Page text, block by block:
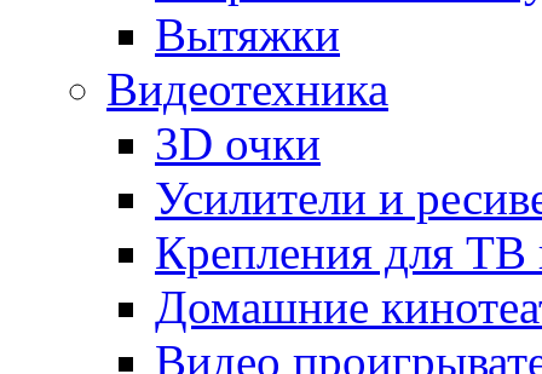
Вытяжки
Видеотехника
3D очки
Усилители и
Крепления для ТВ
Домашние
Видео